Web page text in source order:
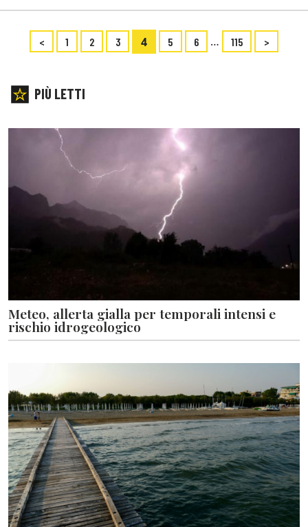
< 1 2 3 4 5 6 … 115 >
PIÙ LETTI
Meteo, allerta gialla per temporali intensi e
rischio idrogeologico